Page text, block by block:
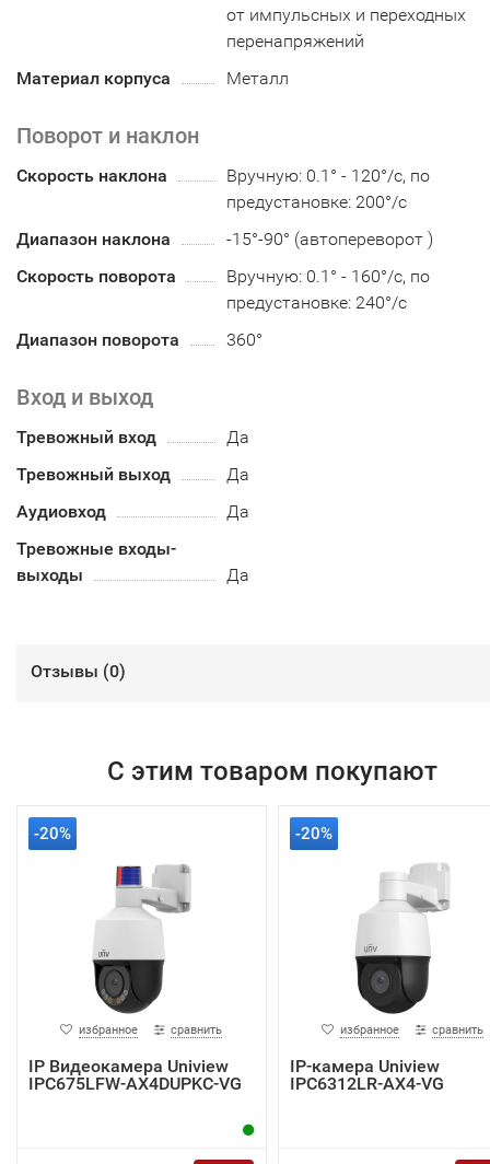
от импульсных и переходных
перенапряжений
Материал корпуса
Металл
Поворот и наклон
Скорость наклона
Вручную: 0.1° - 120°/с, по
предустановке: 200°/с
Диапазон наклона
-15°-90° (автопереворот )
Скорость поворота
Вручную: 0.1° - 160°/с, по
предустановке: 240°/с
Диапазон поворота
360°
Вход и выход
Тревожный вход
Да
Тревожный выход
Да
Аудиовход
Да
Тревожные входы-
выходы
Да
Отзывы (0)
С этим товаром покупают
-20%
избранное сравнить
IP Видеокамера Uniview
IPC675LFW-AX4DUPKC-VG
-20%
избранное сравнить
IP-камера Uniview
IPC6312LR-AX4-VG